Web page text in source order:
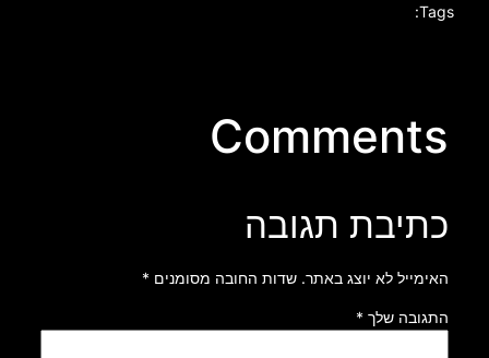
Tags:
Comments
כתיבת תגובה
האימייל לא יוצג באתר. שדות החובה מסומנים *
התגובה שלך *